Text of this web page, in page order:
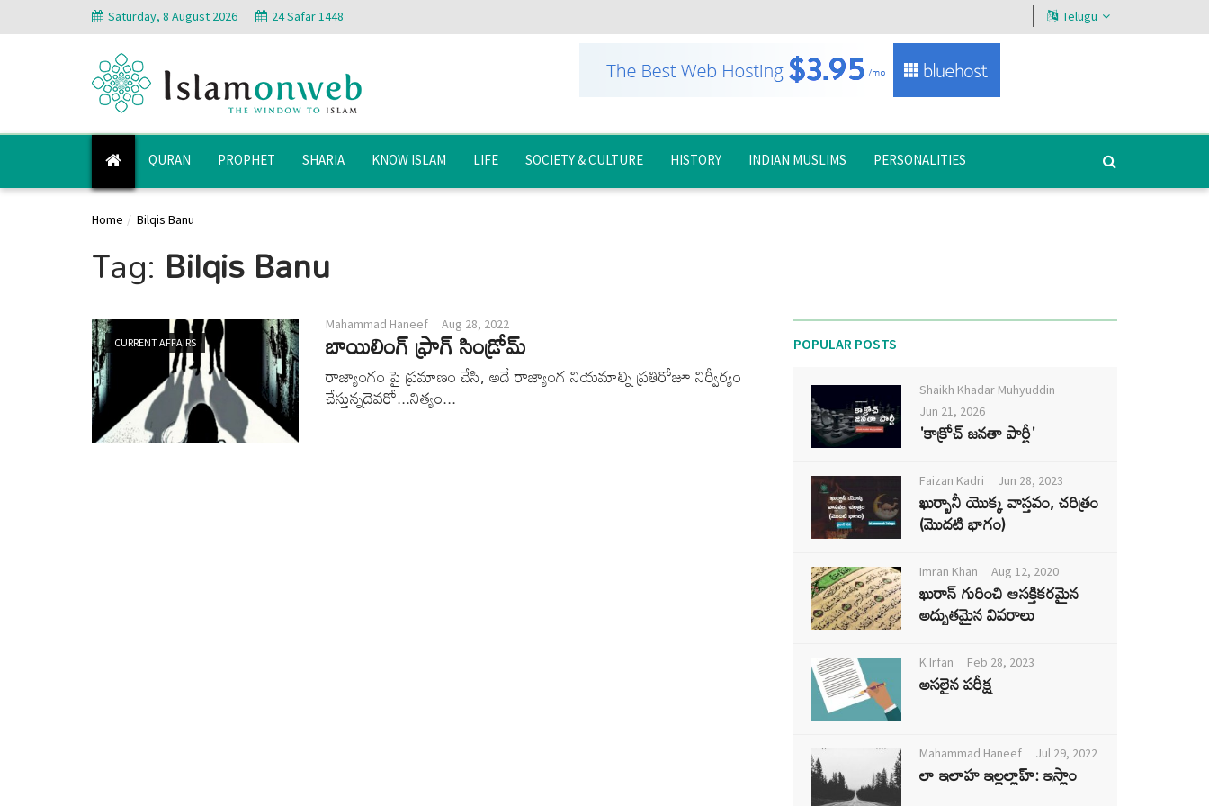
Saturday, 8 August 2026 24 Safar 1448 Telugu
QURAN PROPHET SHARIA KNOW ISLAM LIFE SOCIETY & CULTURE HISTORY INDIAN MUSLIMS PERSONALITIES
Home Bilqis Banu
Tag: Bilqis Banu
CURRENT AFFAIRS
Mahammad Haneef Aug 28, 2022
బాయిలింగ్ ఫ్రాగ్ సిండ్రోమ్
రాజ్యాంగం పై ప్రమాణం చేసి, అదే రాజ్యాంగ నియమాల్ని ప్రతిరోజూ నిర్వీర్యం
చేస్తున్నదెవరో...నిత్యం...
POPULAR POSTS
Shaikh Khadar Muhyuddin
Jun 21, 2026
'కాక్రోచ్ జనతా పార్టీ'
Faizan Kadri Jun 28, 2023
ఖుర్బానీ యొక్క వాస్తవం, చరిత్రం
(మొదటి భాగం)
Imran Khan Aug 12, 2020
ఖురాన్ గురించి ఆసక్తికరమైన
అద్భుతమైన వివరాలు
K Irfan Feb 28, 2023
అసలైన పరీక్ష
Mahammad Haneef Jul 29, 2022
లా ఇలాహ ఇల్లల్లాహ్: ఇస్లాం